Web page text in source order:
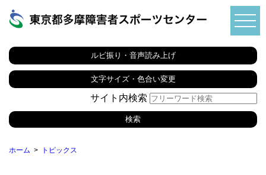
ルビ振り・音声読み上げ
文字サイズ・色合い変更
サイト内検索
ホーム トピックス